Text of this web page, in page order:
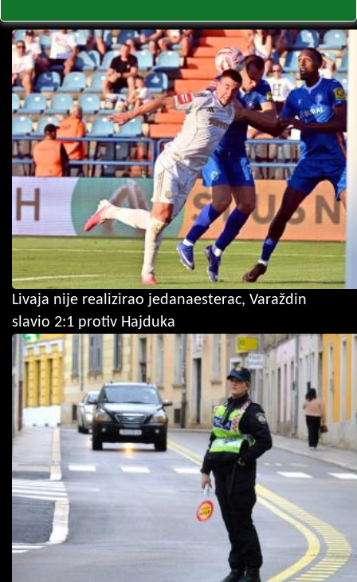
Livaja nije realizirao jedanaesterac, Varaždin
slavio 2:1 protiv Hajduka